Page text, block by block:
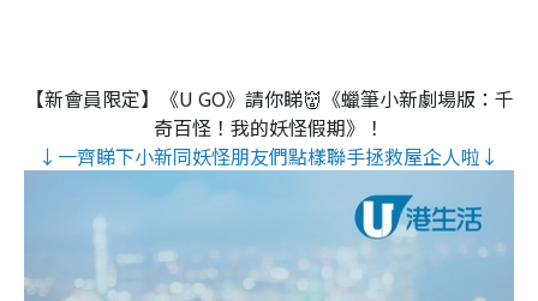
【新會員限定】《U GO》請你睇👹《蠟筆小新劇場版：千
奇百怪！我的妖怪假期》！
↓一齊睇下小新同妖怪朋友們點樣聯手拯救屋企人啦↓